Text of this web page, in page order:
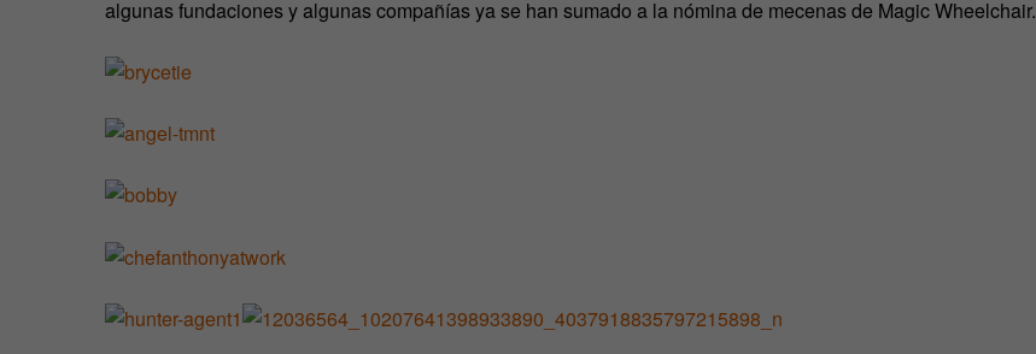
algunas fundaciones y algunas compañías ya se han sumado a la nómina de mecenas de Magic Wheelchair.